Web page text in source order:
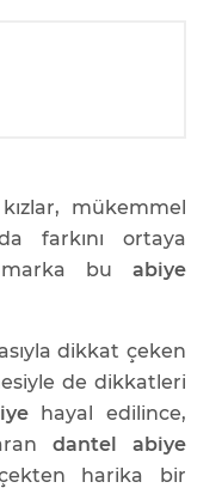
mükemmel
farkını ortaya
bu abiye
dikkat çeken
de dikkatleri
hayal edilince,
dantel abiye
harika bir